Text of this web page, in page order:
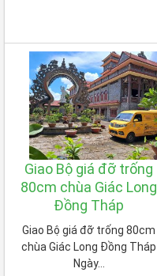
Giao Bộ giá đỡ trống
80cm chùa Giác Long
Đồng Tháp
Giao Bộ giá đỡ trống 80cm
chùa Giác Long Đồng Tháp
Ngày…